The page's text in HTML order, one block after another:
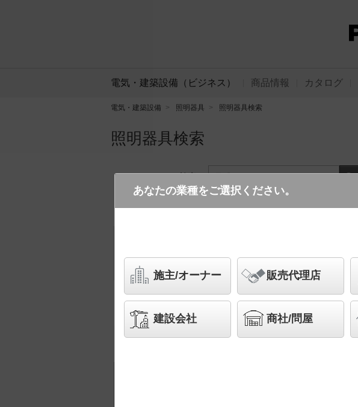
電気・建築設備（ビジネス） 商品情報 カタログ
電気・建築設備 照明器具 照明器具検索
照明器具検索
検索結果 214件 生産終了品を省く
全て
チェック
あなたの業種をご選択ください。
施主/オーナー 販売代理店
建設会社 商社/問屋